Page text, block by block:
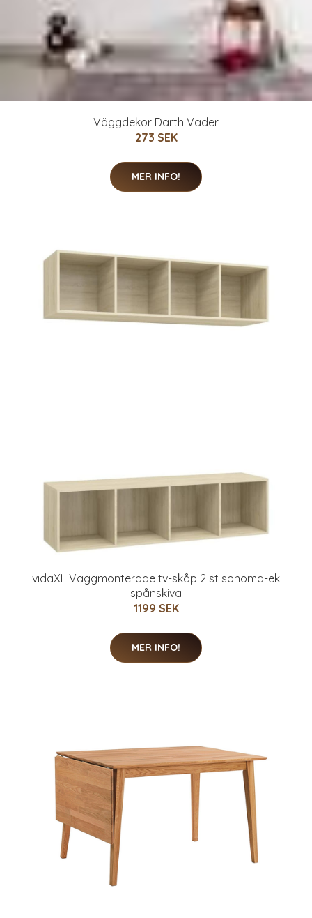
Väggdekor Darth Vader
273 SEK
MER INFO!
vidaXL Väggmonterade tv-skåp 2 st sonoma-ek
spånskiva
1199 SEK
MER INFO!